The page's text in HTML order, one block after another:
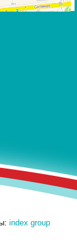
index group